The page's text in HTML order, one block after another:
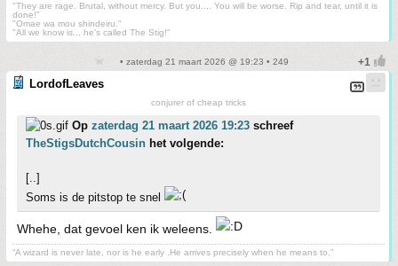
"They are rage. Brutal, without mercy. But you.... You will be worse. Rip and tear, until it is
done!"
"Omae wa mou shindeiru."
"All we know is... he's called The Stig!"
• zaterdag 21 maart 2026 @ 19:23 • 249
LordofLeaves
conjurer of cheap tricks
Op zaterdag 21 maart 2026 19:23 schreef
TheStigsDutchCousin het volgende:
[..]
Soms is de pitstop te snel
Whehe, dat gevoel ken ik weleens.
“A wizard is never late, nor is he early .He arrives precisely when he means to.”